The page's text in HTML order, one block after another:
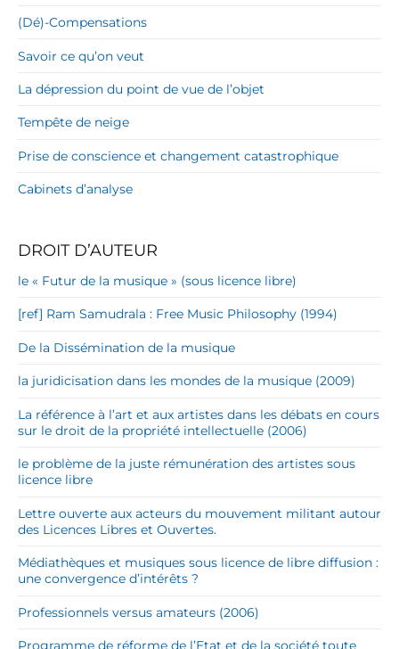
(Dé)-Compensations
Savoir ce qu’on veut
La dépression du point de vue de l’objet
Tempête de neige
Prise de conscience et changement catastrophique
Cabinets d’analyse
DROIT D’AUTEUR
le « Futur de la musique » (sous licence libre)
[ref] Ram Samudrala : Free Music Philosophy (1994)
De la Dissémination de la musique
la juridicisation dans les mondes de la musique (2009)
La référence à l’art et aux artistes dans les débats en cours
sur le droit de la propriété intellectuelle (2006)
le problème de la juste rémunération des artistes sous
licence libre
Lettre ouverte aux acteurs du mouvement militant autour
des Licences Libres et Ouvertes.
Médiathèques et musiques sous licence de libre diffusion :
une convergence d’intérêts ?
Professionnels versus amateurs (2006)
Programme de réforme de l’Etat et de la société toute